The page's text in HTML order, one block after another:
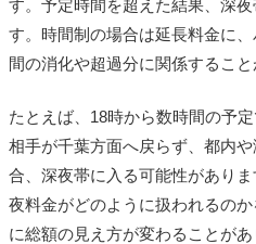
す。予定時間を超えた結果、深
す。時間制の場合は延長料金に
間の消化や超過分に関係すること
たとえば、18時から数時間の予
相手が千葉方面へ戻らず、都内
合、深夜帯に入る可能性があり
夜料金がどのように扱われるの
に総額の見え方が変わることがあ